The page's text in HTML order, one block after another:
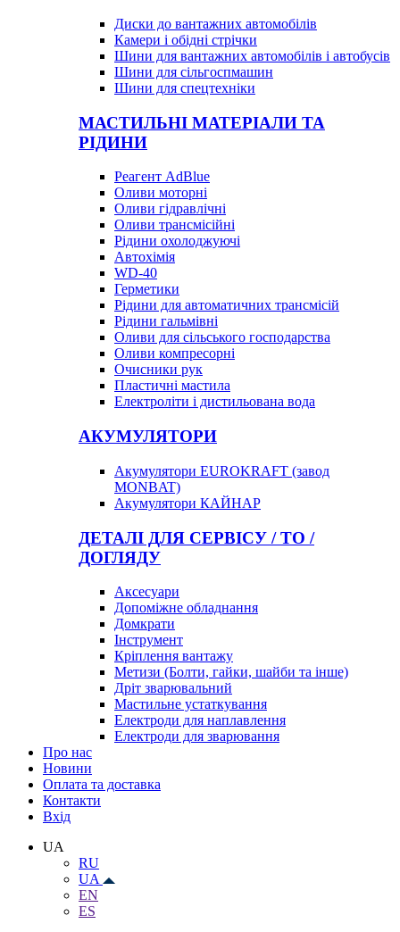
Диски до вантажних автомобілів
Камери і обідні стрічки
Шини для вантажних автомобілів і автобусів
Шини для сільгоспмашин
Шини для спецтехніки
МАСТИЛЬНІ МАТЕРІАЛИ ТА
РІДИНИ
Реагент AdBlue
Оливи моторні
Оливи гідравлічні
Оливи трансмісійні
Рідини охолоджуючі
Автохімія
WD-40
Герметики
Рідини для автоматичних трансмісій
Рідини гальмівні
Оливи для сільського господарства
Оливи компресорні
Очисники рук
Пластичні мастила
Електроліти і дистильована вода
АКУМУЛЯТОРИ
Акумулятори EUROKRAFT (завод
MONBAT)
Акумулятори КАЙНАР
ДЕТАЛІ ДЛЯ СЕРВІСУ / ТО /
ДОГЛЯДУ
Аксесуари
Допоміжне обладнання
Домкрати
Інструмент
Кріплення вантажу
Метизи (Болти, гайки, шайби та інше)
Дріт зварювальний
Мастильне устаткування
Електроди для наплавлення
Електроди для зварювання
Про нас
Новини
Оплата та доставка
Контакти
Вхiд
UA
RU
UA
EN
ES